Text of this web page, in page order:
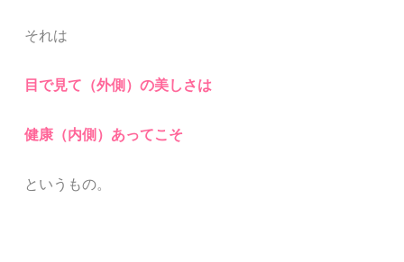
それは
目で見て（外側）の美しさは
健康（内側）あってこそ
というもの。